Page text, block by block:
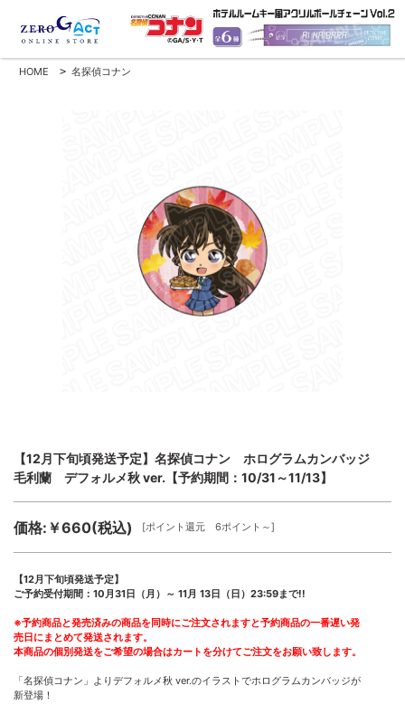
HOME > 名探偵コナン
【12月下旬頃発送予定】名探偵コナン ホログラムカンバッジ
毛利蘭 デフォルメ秋 ver.【予約期間：10/31～11/13】
価格:￥660(税込) [ポイント還元 6ポイント～]
【12月下旬頃発送予定】
ご予約受付期間：10月31日（月）～ 11月 13日（日）23:59まで!!
※予約商品と発売済みの商品を同時にご注文されますと予約商品の一番遅い発
売日にまとめて発送されます。
本商品の個別発送をご希望の場合はカートを分けてご注文をお願い致します。
「名探偵コナン」よりデフォルメ秋 ver.のイラストでホログラムカンバッジが
新登場！